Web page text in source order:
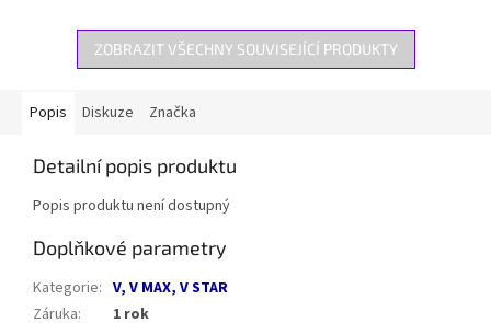
ZOBRAZIT VŠECHNY SOUVISEJÍCÍ PRODUKTY
Popis Diskuze Značka
Detailní popis produktu
Popis produktu není dostupný
Doplňkové parametry
Kategorie: V, V MAX, V STAR
Záruka:
1 rok